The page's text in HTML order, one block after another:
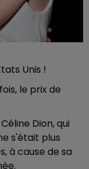
Unis !
le prix de
Dion, qui
s'était plus
à cause de sa